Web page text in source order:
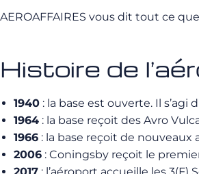
AEROAFFAIRES vous dit tout ce
Histoire de
1940 : la base est ouverte. Il s’agi
1964 : la base reçoit des Avro
1966 : la base reçoit de
2006 : Coningsby reçoit le